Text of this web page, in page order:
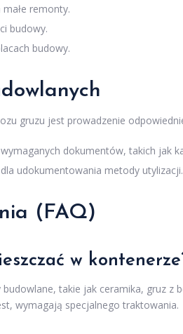
remonty.
budowy.
budowy.
gruzu jest prowadzenie
dokumentów, takich jak
udokumentowania metody utylizacji.
(FAQ)
w
takie jak ceramika, gruz z
wymagają specjalnego traktowania.